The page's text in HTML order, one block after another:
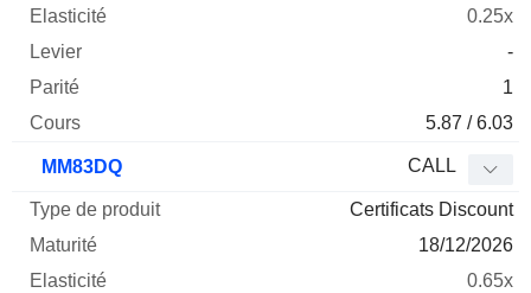
0.25x
-
1
5.87 / 6.03
MM83DQ CALL
Certificats Discount
18/12/2026
0.65x